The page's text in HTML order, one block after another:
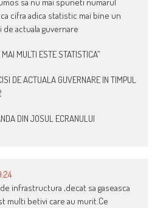
cifra adica statistic mai bine un
actuala guvernare
MULTI ESTE STATISTICA”
DE ACTUALA GUVERNARE IN TIMPUL
DIN JOSUL ECRANULUI
infrastructura ,decat sa gaseasca
multi betivi care au murit.Ce